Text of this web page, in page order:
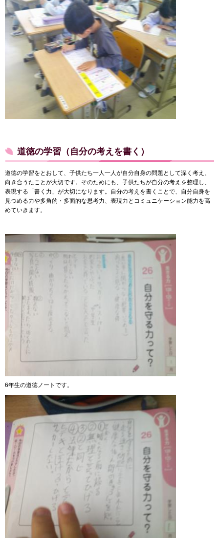
道徳の学習（自分の考えを書く）
道徳の学習をとおして、子供たち一人一人が自分自身の問題として深く考え、
向き合うたことが大切です。そのためにも、子供たちが自分の考えを整理し、
表現する「書く力」が大切になります。自分の考えを書くことで、自分自身を
見つめる力や多角的・多面的な思考力、表現力とコミュニケーション能力を高
めていきます。
6年生の道徳ノートです。